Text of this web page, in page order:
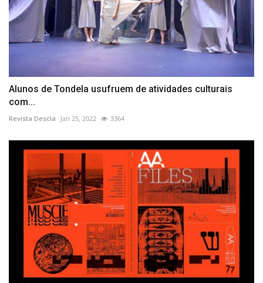
Alunos de Tondela usufruem de atividades culturais
com...
Revista Descla Jan 25, 2022 3364